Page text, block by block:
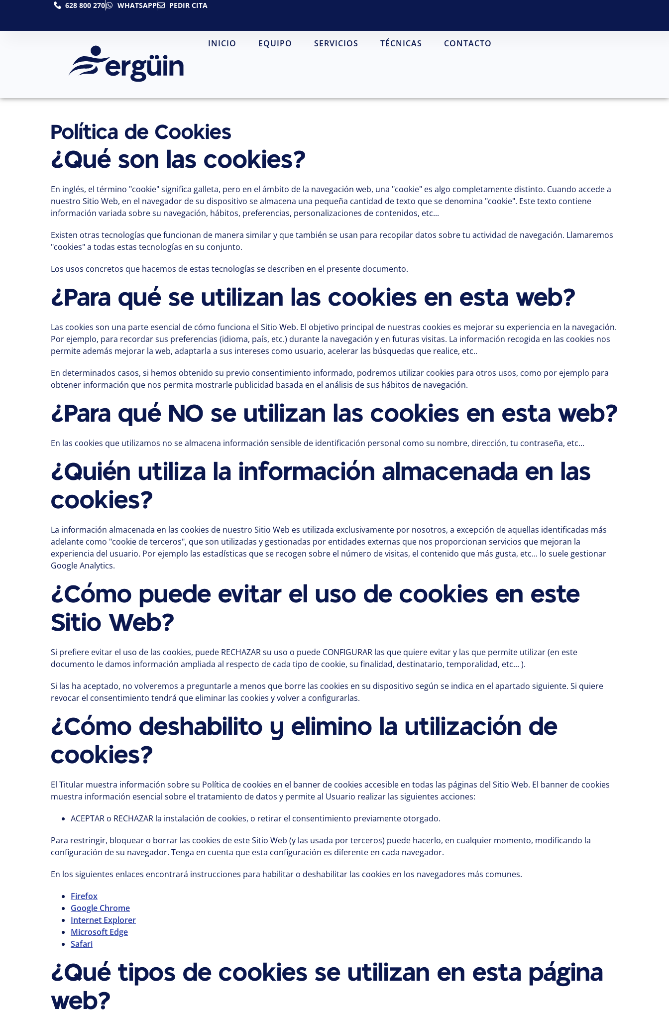
628 800 270 WHATSAPP PEDIR CITA
INICIO EQUIPO SERVICIOS TÉCNICAS CONTACTO
Política de Cookies
¿Qué son las cookies?
En inglés, el término "cookie" significa galleta, pero en el ámbito de la navegación web, una "cookie" es algo completamente distinto. Cuando accede a
nuestro Sitio Web, en el navegador de su dispositivo se almacena una pequeña cantidad de texto que se denomina "cookie". Este texto contiene
información variada sobre su navegación, hábitos, preferencias, personalizaciones de contenidos, etc...
Existen otras tecnologías que funcionan de manera similar y que también se usan para recopilar datos sobre tu actividad de navegación. Llamaremos
"cookies" a todas estas tecnologías en su conjunto.
Los usos concretos que hacemos de estas tecnologías se describen en el presente documento.
¿Para qué se utilizan las cookies en esta web?
Las cookies son una parte esencial de cómo funciona el Sitio Web. El objetivo principal de nuestras cookies es mejorar su experiencia en la navegación.
Por ejemplo, para recordar sus preferencias (idioma, país, etc.) durante la navegación y en futuras visitas. La información recogida en las cookies nos
permite además mejorar la web, adaptarla a sus intereses como usuario, acelerar las búsquedas que realice, etc..
En determinados casos, si hemos obtenido su previo consentimiento informado, podremos utilizar cookies para otros usos, como por ejemplo para
obtener información que nos permita mostrarle publicidad basada en el análisis de sus hábitos de navegación.
¿Para qué NO se utilizan las cookies en esta web?
En las cookies que utilizamos no se almacena información sensible de identificación personal como su nombre, dirección, tu contraseña, etc...
¿Quién utiliza la información almacenada en las
cookies?
La información almacenada en las cookies de nuestro Sitio Web es utilizada exclusivamente por nosotros, a excepción de aquellas identificadas más
adelante como "cookie de terceros", que son utilizadas y gestionadas por entidades externas que nos proporcionan servicios que mejoran la
experiencia del usuario. Por ejemplo las estadísticas que se recogen sobre el número de visitas, el contenido que más gusta, etc... lo suele gestionar
Google Analytics.
¿Cómo puede evitar el uso de cookies en este
Sitio Web?
Si prefiere evitar el uso de las cookies, puede RECHAZAR su uso o puede CONFIGURAR las que quiere evitar y las que permite utilizar (en este
documento le damos información ampliada al respecto de cada tipo de cookie, su finalidad, destinatario, temporalidad, etc... ).
Si las ha aceptado, no volveremos a preguntarle a menos que borre las cookies en su dispositivo según se indica en el apartado siguiente. Si quiere
revocar el consentimiento tendrá que eliminar las cookies y volver a configurarlas.
¿Cómo deshabilito y elimino la utilización de
cookies?
El Titular muestra información sobre su Política de cookies en el banner de cookies accesible en todas las páginas del Sitio Web. El banner de cookies
muestra información esencial sobre el tratamiento de datos y permite al Usuario realizar las siguientes acciones:
ACEPTAR o RECHAZAR la instalación de cookies, o retirar el consentimiento previamente otorgado.
Para restringir, bloquear o borrar las cookies de este Sitio Web (y las usada por terceros) puede hacerlo, en cualquier momento, modificando la
configuración de su navegador. Tenga en cuenta que esta configuración es diferente en cada navegador.
En los siguientes enlaces encontrará instrucciones para habilitar o deshabilitar las cookies en los navegadores más comunes.
Firefox
Google Chrome
Internet Explorer
Microsoft Edge
Safari
¿Qué tipos de cookies se utilizan en esta página
web?